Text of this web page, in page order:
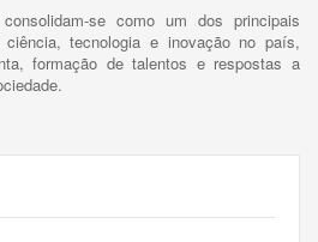
se como um dos principais
tecnologia e inovação no país,
formação de talentos e respostas a